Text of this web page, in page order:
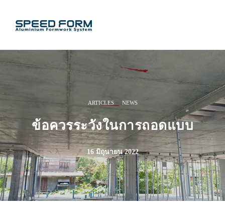
ARTICLES· NEWS
ข้อควรระวังในการถอดแบบ
16 มิถุนายน 2022